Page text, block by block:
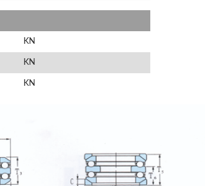
KN
KN
KN